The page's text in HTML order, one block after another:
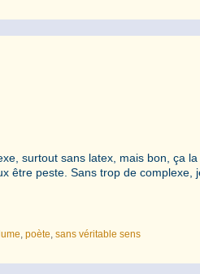
surtout sans latex, mais bon, ça
être peste. Sans trop de complexe,
,poète ,sans véritable sens